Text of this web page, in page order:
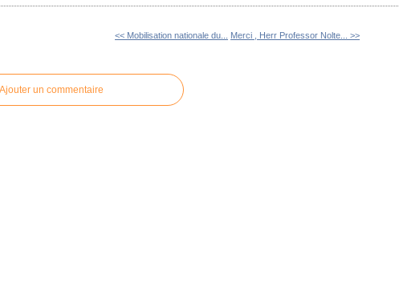
<< Mobilisation nationale du... Merci , Herr Professor Nolte... >>
Ajouter un commentaire